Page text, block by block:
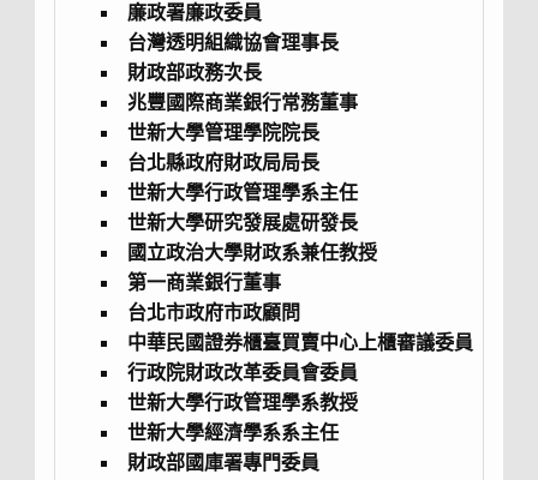
廉政署廉政委員
台灣透明組織協會理事長
財政部政務次長
兆豐國際商業銀行常務董事
世新大學管理學院院長
台北縣政府財政局局長
世新大學行政管理學系主任
世新大學研究發展處研發長
國立政治大學財政系兼任教授
第一商業銀行董事
台北市政府市政顧問
中華民國證券櫃臺買賣中心上櫃審議委員
行政院財政改革委員會委員
世新大學行政管理學系教授
世新大學經濟學系系主任
財政部國庫署專門委員